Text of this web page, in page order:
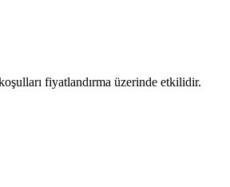
fiyatlandırma üzerinde etkilidir.